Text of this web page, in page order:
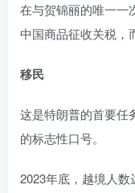
在与贺锦丽的唯一一
中国商品征收关税，
移民
这是特朗普的首要任
的标志性口号。
2023年底，越境人